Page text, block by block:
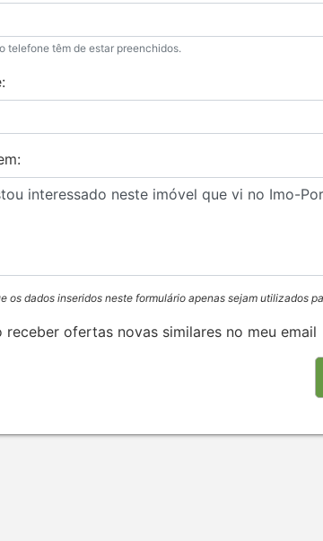
telefone têm de estar preenchidos.
os dados inseridos neste formulário apenas sejam utilizados
receber ofertas novas similares no meu email